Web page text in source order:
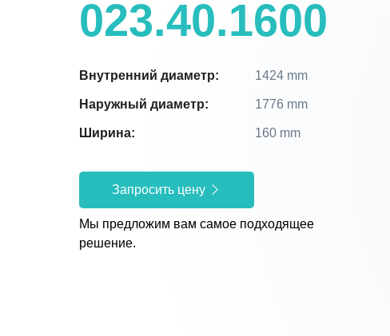
023.40.1600
Внутренний диаметр: 1424 mm
Наружный диаметр: 1776 mm
Ширина: 160 mm
Запросить цену
Мы предложим вам самое подходящее
решение.